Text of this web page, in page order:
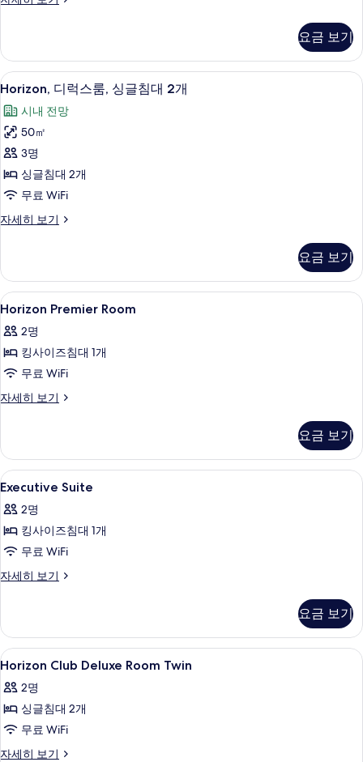
대
개
사
진
모
두
보
기
싱
글
침
2
개
세
히
보
기
요금 보기
Horizon,
디
럭
스
룸,
싱
글
침
개
사
진
모
두
보
6
Horizon, 디럭스룸, 싱글침대 2개
시내 전망
50㎡
3명
싱글침대 2개
무료 WiFi
자세히 보기
Horizon,
룸,
싱
글
대
2
자
세
히
요금 보기
Horizon
Premier
Room
사
진
모
기
셀렉트 컴포트 침대, 미니바, 객실 내 금
4
Horizon Premier Room
2명
킹사이즈침대 1개
무료 WiFi
자세히 보기
Horizon
세
히
보
요금 보기
Executive
Suite
사
진
모
두
셀렉트 컴포트 침대, 미니바, 객실 내 금
8
Executive Suite
2명
킹사이즈침대 1개
무료 WiFi
자세히 보기
Executive
히
보
기
요금 보기
Horizon
Club
Deluxe
Room
Twin
사
셀렉트 컴포트 침대, 미니바, 객실 내 금
4
Horizon Club Deluxe Room Twin
2명
싱글침대 2개
무료 WiFi
자세히 보기
Horizon